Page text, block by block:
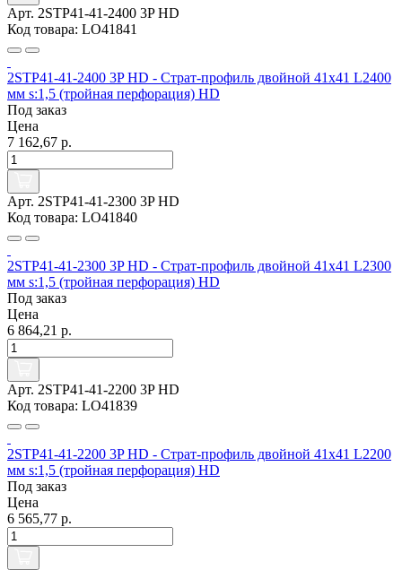
Арт. 2STP41-41-2400 3P HD
Код товара: LO41841
2STP41-41-2400 3P HD - Страт-профиль двойной 41х41 L2400
мм s:1,5 (тройная перфорация) HD
Под заказ
Цена
7 162,67 р.
Арт. 2STP41-41-2300 3P HD
Код товара: LO41840
2STP41-41-2300 3P HD - Страт-профиль двойной 41х41 L2300
мм s:1,5 (тройная перфорация) HD
Под заказ
Цена
6 864,21 р.
Арт. 2STP41-41-2200 3P HD
Код товара: LO41839
2STP41-41-2200 3P HD - Страт-профиль двойной 41х41 L2200
мм s:1,5 (тройная перфорация) HD
Под заказ
Цена
6 565,77 р.